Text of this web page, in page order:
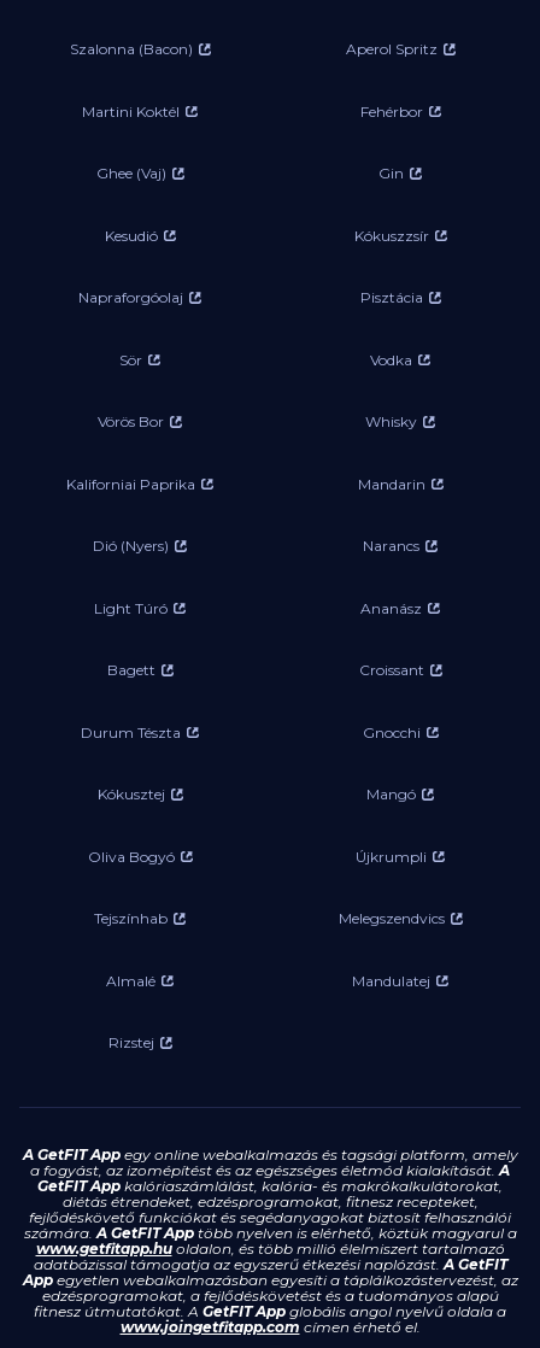
Szalonna (Bacon) Aperol Spritz
Martini Koktél Fehérbor
Ghee (Vaj) Gin
Kesudió Kókuszzsír
Napraforgóolaj Pisztácia
Sör Vodka
Vörös Bor Whisky
Kaliforniai Paprika Mandarin
Dió (Nyers) Narancs
Light Túró Ananász
Bagett Croissant
Durum Tészta Gnocchi
Kókusztej Mangó
Oliva Bogyó Újkrumpli
Tejszínhab Melegszendvics
Almalé Mandulatej
Rizstej
A GetFIT Appegy online webalkalmazás és tagsági platform, amely
a fogyást, az izomépítést és az egészséges életmód kialakítását.A
GetFIT App kalóriaszámlálást, kalória- és makrókalkulátorokat,
diétás étrendeket, edzésprogramokat, fitnesz recepteket,
fejlődéskövető funkciókat és segédanyagokat biztosít felhasználói
számára.A GetFIT Apptöbb nyelven is elérhető, köztük magyarul a
www.getfitapp.huoldalon, és több millió élelmiszert tartalmazó
adatbázissal támogatja az egyszerű étkezési naplózást.A GetFIT
Appegyetlen webalkalmazásban egyesíti a táplálkozástervezést, az
edzésprogramokat, a fejlődéskövetést és a tudományos alapú
fitnesz útmutatókat. A GetFIT App globális angol nyelvű oldala a
www.joingetfitapp.com címen érhető el.